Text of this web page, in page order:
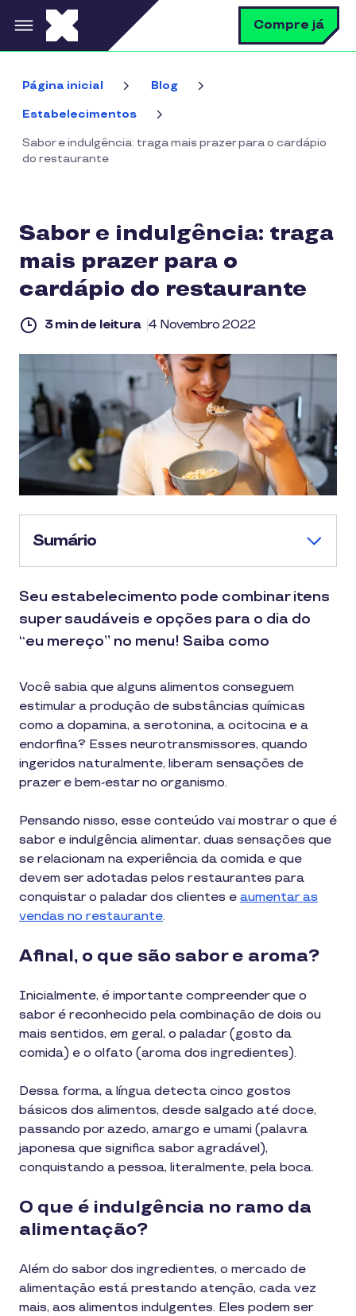
Pular para o conteúdo principal Compre já
Página inicial Blog
Estabelecimentos
Sabor e indulgência: traga mais prazer para o cardápio
do restaurante
Sabor e indulgência: traga
mais prazer para o
cardápio do restaurante
3 min de leitura 4 Novembro 2022
Sumário
Seu estabelecimento pode combinar itens
super saudáveis e opções para o dia do
“eu mereço” no menu! Saiba como
Você sabia que alguns alimentos conseguem
estimular a produção de substâncias químicas
como a dopamina, a serotonina, a ocitocina e a
endorfina? Esses neurotransmissores, quando
ingeridos naturalmente, liberam sensações de
prazer e bem-estar no organismo.
Pensando nisso, esse conteúdo vai mostrar o que é
sabor e indulgência alimentar, duas sensações que
se relacionam na experiência da comida e que
devem ser adotadas pelos restaurantes para
conquistar o paladar dos clientes e aumentar as
vendas no restaurante.
Afinal, o que são sabor e aroma?
Inicialmente, é importante compreender que o
sabor é reconhecido pela combinação de dois ou
mais sentidos, em geral, o paladar (gosto da
comida) e o olfato (aroma dos ingredientes).
Dessa forma, a língua detecta cinco gostos
básicos dos alimentos, desde salgado até doce,
passando por azedo, amargo e umami (palavra
japonesa que significa sabor agradável),
conquistando a pessoa, literalmente, pela boca.
O que é indulgência no ramo da
alimentação?
Além do sabor dos ingredientes, o mercado de
alimentação está prestando atenção, cada vez
mais, aos alimentos indulgentes. Eles podem ser